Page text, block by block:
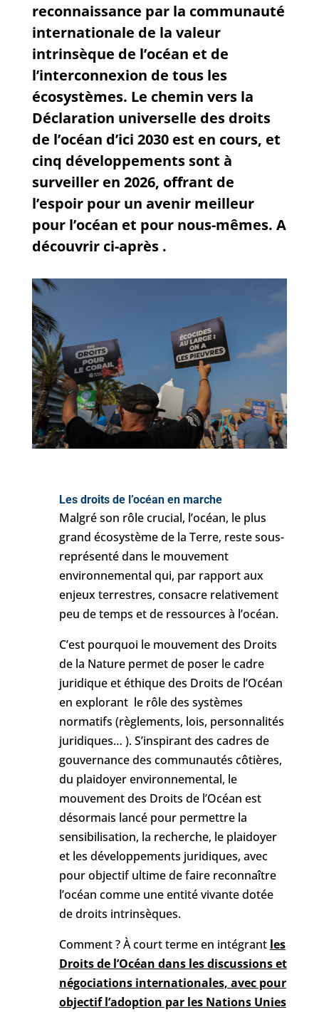
reconnaissance par la communauté
internationale de la valeur
intrinsèque de l’océan et de
l’interconnexion de tous les
écosystèmes. Le chemin vers la
Déclaration universelle des droits
de l’océan d’ici 2030 est en cours, et
cinq développements sont à
surveiller en 2026, offrant de
l’espoir pour un avenir meilleur
pour l’océan et pour nous-mêmes. A
découvrir ci-après .
Les droits de l’océan en marche
Malgré son rôle crucial, l’océan, le plus
grand écosystème de la Terre, reste sous-
représenté dans le mouvement
environnemental qui, par rapport aux
enjeux terrestres, consacre relativement
peu de temps et de ressources à l’océan.
C’est pourquoi le mouvement des Droits
de la Nature permet de poser le cadre
juridique et éthique des Droits de l’Océan
en explorant le rôle des systèmes
normatifs (règlements, lois, personnalités
juridiques… ). S’inspirant des cadres de
gouvernance des communautés côtières,
du plaidoyer environnemental, le
mouvement des Droits de l’Océan est
désormais lancé pour permettre la
sensibilisation, la recherche, le plaidoyer
et les développements juridiques, avec
pour objectif ultime de faire reconnaître
l’océan comme une entité vivante dotée
de droits intrinsèques.
Comment ? À court terme en intégrant les
Droits de l’Océan dans les discussions et
négociations internationales, avec pour
objectif l’adoption par les Nations Unies